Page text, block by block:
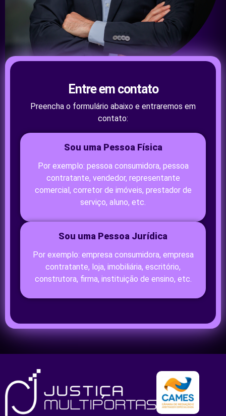
Entre em contato
Preencha o formulário abaixo e entraremos em
contato:
Sou uma Pessoa Física
Por exemplo: pessoa consumidora, pessoa
contratante, vendedor, representante
comercial, corretor de imóveis, prestador de
serviço, aluno, etc.
Sou uma Pessoa Jurídica
Por exemplo: empresa consumidora, empresa
contratante, loja, imobiliária, escritório,
construtora, firma, instituição de ensino, etc.